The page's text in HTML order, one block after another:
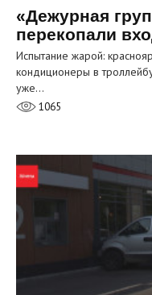
«Дежурная
перекопали
Испытание жарой:
кондиционеры в
уже…
1065